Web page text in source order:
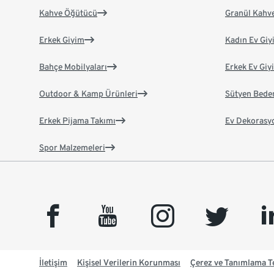
Kahve Öğütücü Granül
Erkek Giyim
Bahçe Mobilyaları
Outdoor & Kamp Ürünleri
Erkek Pijama Takımı
Spor Malzemeleri
Kadın Ev
Erkek Ev
Sütyen
Ev
facebook youtube instagram twitter
İletişim Kişisel Verilerin Korunması Çerez ve Tanımlama